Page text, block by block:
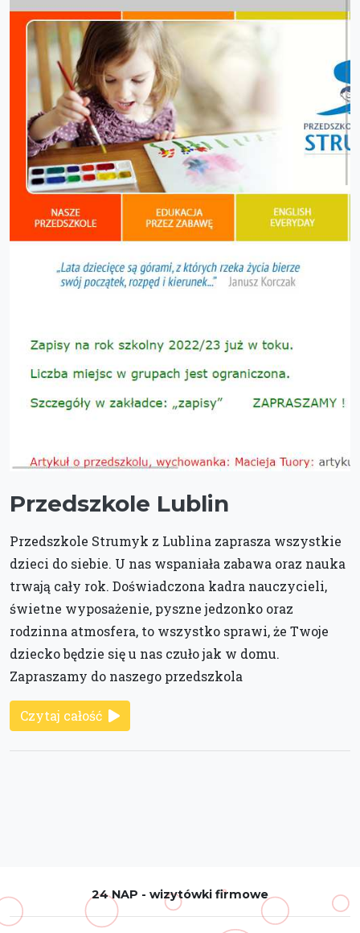
Przedszkole Lublin
Przedszkole Strumyk z Lublina zaprasza wszystkie
dzieci do siebie. U nas wspaniała zabawa oraz nauka
trwają cały rok. Doświadczona kadra nauczycieli,
świetne wyposażenie, pyszne jedzonko oraz
rodzinna atmosfera, to wszystko sprawi, że Twoje
dziecko będzie się u nas czuło jak w domu.
Zapraszamy do naszego przedszkola
Czytaj całość
24 NAP - wizytówki firmowe